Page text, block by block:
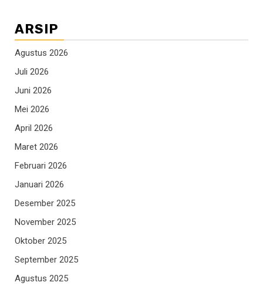
ARSIP
Agustus 2026
Juli 2026
Juni 2026
Mei 2026
April 2026
Maret 2026
Februari 2026
Januari 2026
Desember 2025
November 2025
Oktober 2025
September 2025
Agustus 2025